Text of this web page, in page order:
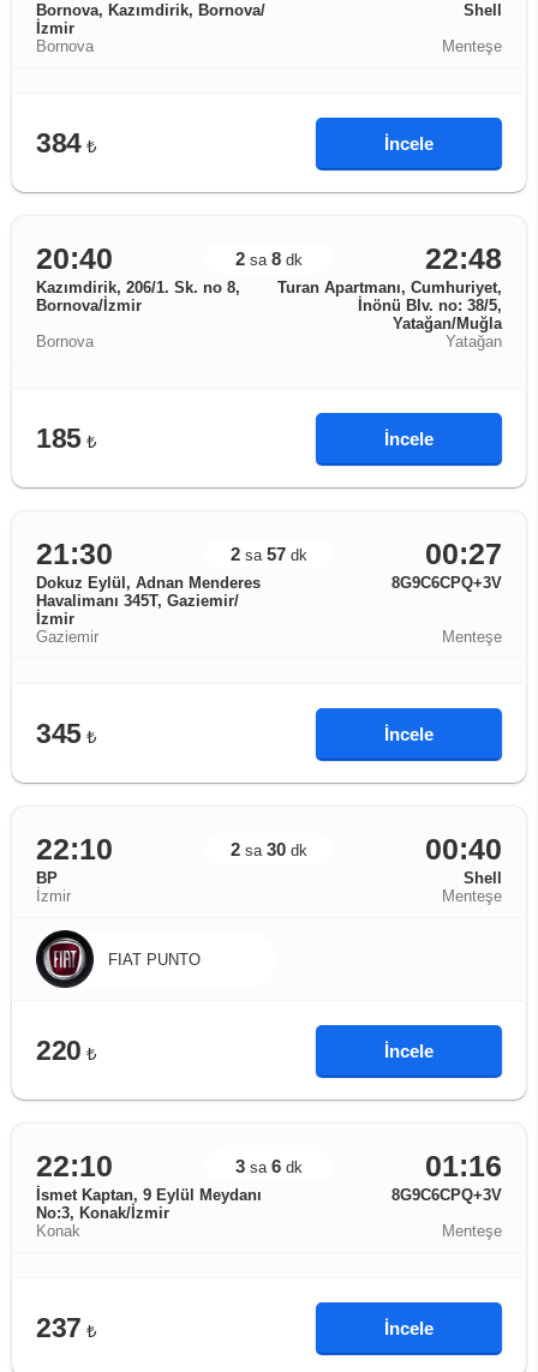
Bornova, Kazımdirik, Bornova/
İzmir
Shell
Bornova
Menteşe
384 ₺ İncele
20:40 2 sa 8 dk 22:48
Kazımdirik, 206/1. Sk. no 8,
Bornova/İzmir
Turan Apartmanı, Cumhuriyet,
İnönü Blv. no: 38/5,
Yatağan/Muğla
Bornova
Yatağan
185 ₺ İncele
21:30 2 sa 57 dk 00:27
Dokuz Eylül, Adnan Menderes
Havalimanı 345T, Gaziemir/
İzmir
8G9C6CPQ+3V
Gaziemir Menteşe
345 ₺ İncele
22:10 2 sa 30 dk 00:40
BP
Shell
İzmir
Menteşe
FIAT PUNTO
220 ₺ İncele
22:10 3 sa 6 dk 01:16
İsmet Kaptan, 9 Eylül Meydanı
No:3, Konak/İzmir
8G9C6CPQ+3V
Konak
Menteşe
237 ₺ İncele